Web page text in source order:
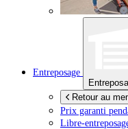
Entreposage
Retour au
Prix garanti
Libre-